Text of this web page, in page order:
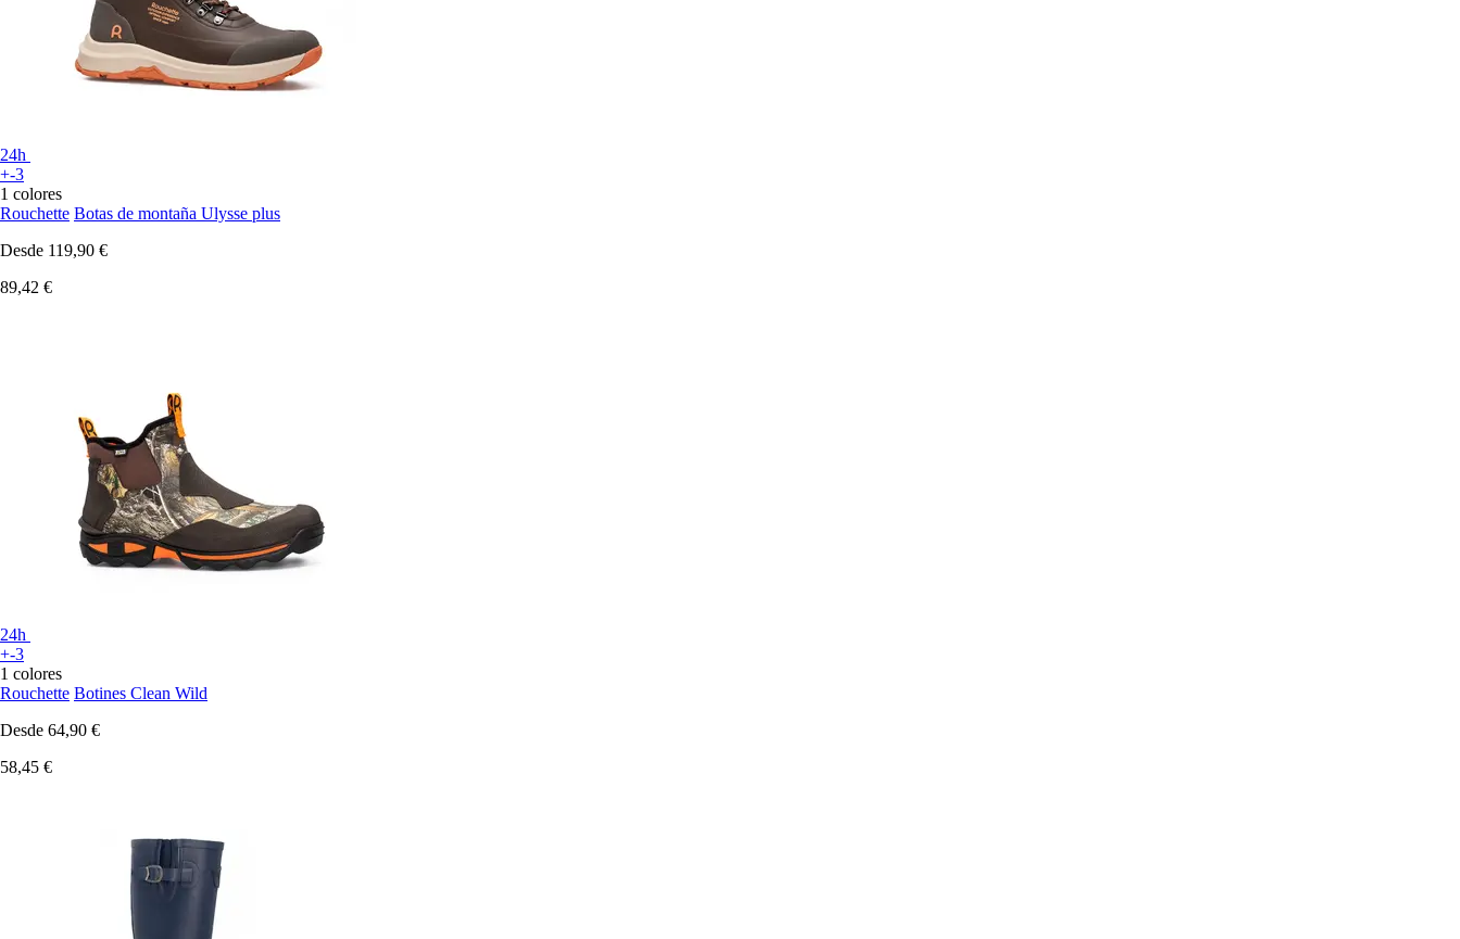
24h
+-3
1 colores
Rouchette Botas de montaña Ulysse plus
Desde 119,90 €
89,42 €
24h
+-3
1 colores
Rouchette Botines Clean Wild
Desde 64,90 €
58,45 €